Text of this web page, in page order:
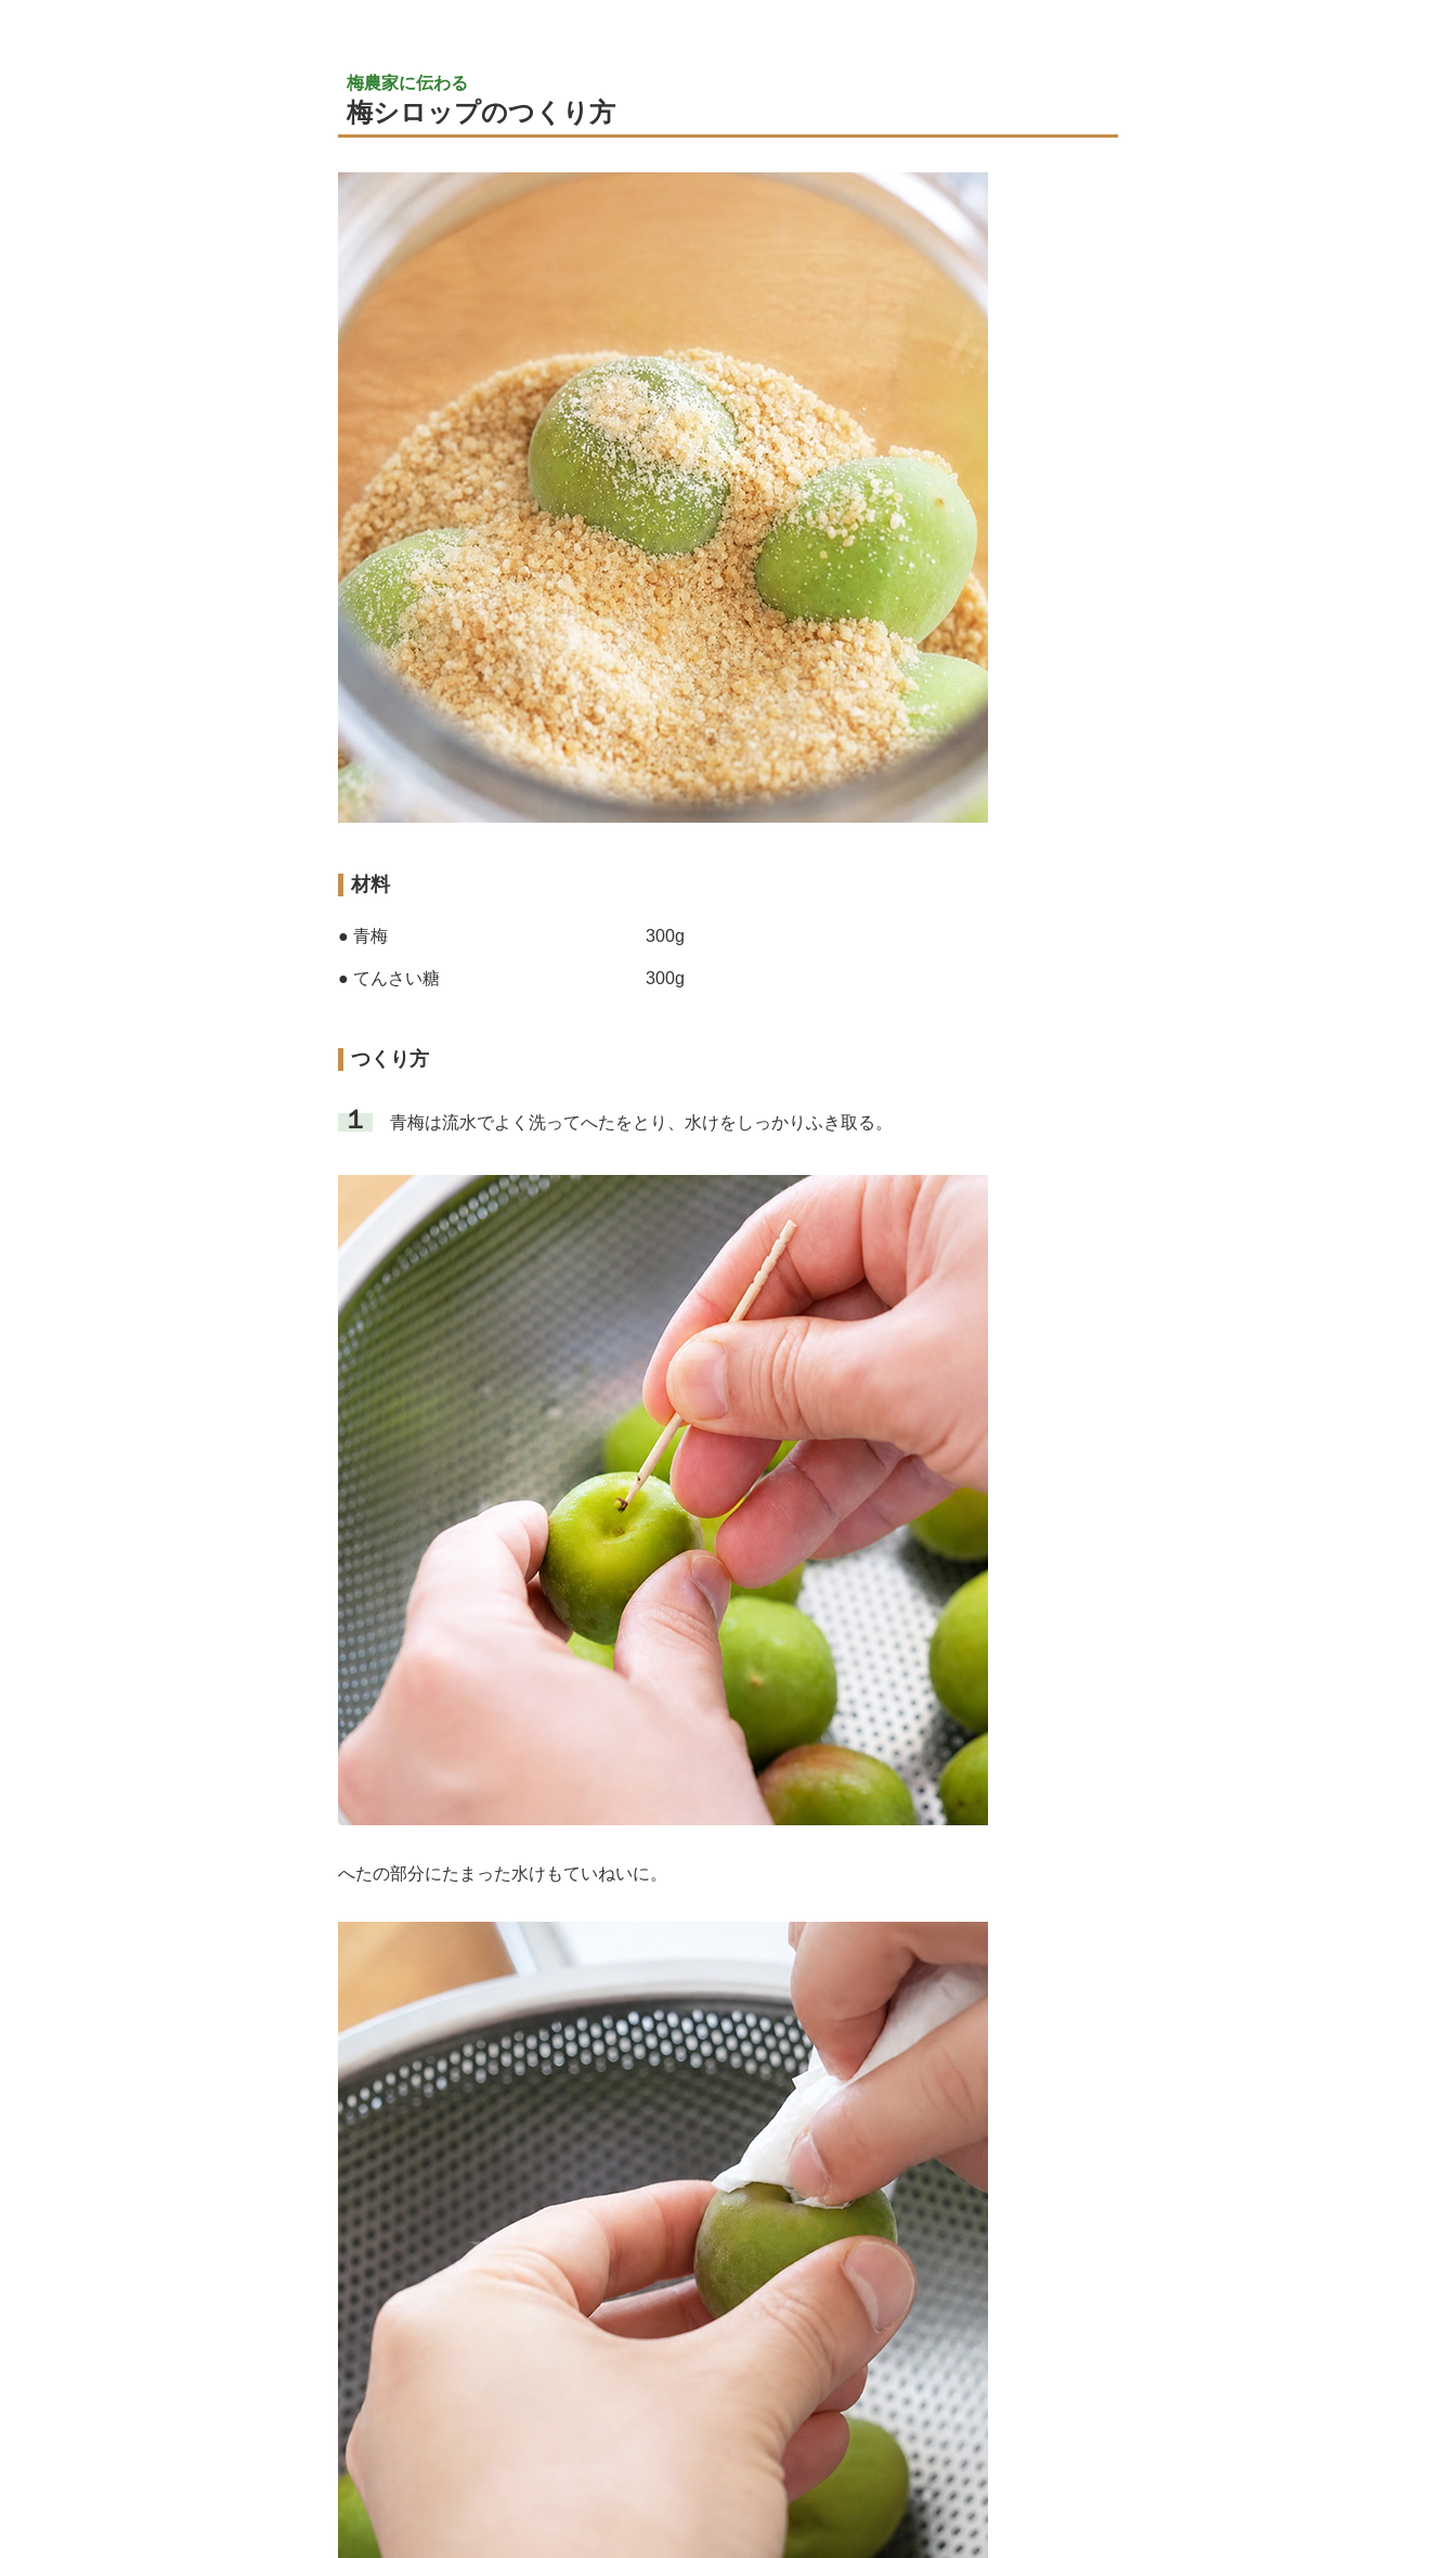
梅農家に伝わる
梅シロップのつくり方
材料
● 青梅 300g
● てんさい糖 300g
つくり方
１ 青梅は流水でよく洗ってへたをとり、水けをしっかりふき取る。
へたの部分にたまった水けもていねいに。